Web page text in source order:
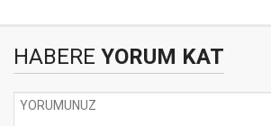
HABERE YORUM KAT